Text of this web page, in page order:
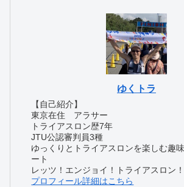
ゆくトラ
【自己紹介】
東京在住 アラサー
トライアスロン歴7年
JTU公認審判員3種
ゆっくりとトライアスロンを楽しむ趣
ート
レッツ！エンジョイ！トライアスロン！
プロフィール詳細はこちら